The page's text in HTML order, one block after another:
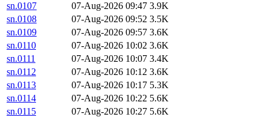
sn.0107
07-Aug-2026 09:47 3.9K
sn.0108
07-Aug-2026 09:52 3.5K
sn.0109
07-Aug-2026 09:57 3.6K
sn.0110
07-Aug-2026 10:02 3.6K
sn.0111
07-Aug-2026 10:07 3.4K
sn.0112
07-Aug-2026 10:12 3.6K
sn.0113
07-Aug-2026 10:17 5.3K
sn.0114
07-Aug-2026 10:22 5.6K
sn.0115
07-Aug-2026 10:27 5.6K